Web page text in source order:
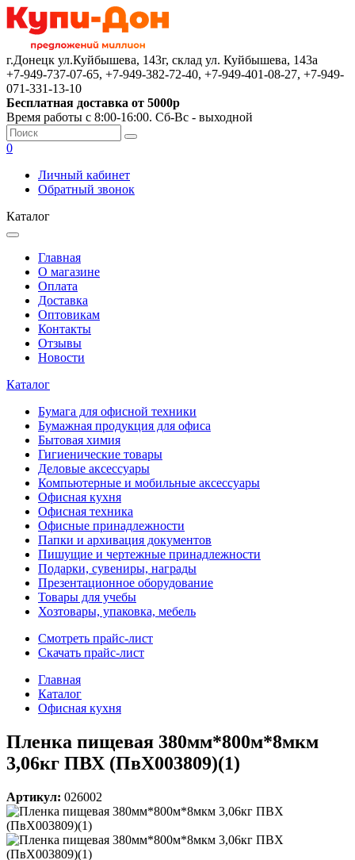
г.Донецк ул.Куйбышева, 143г, склад ул. Куйбышева, 143а
+7-949-737-07-65, +7-949-382-72-40, +7-949-401-08-27, +7-949-
071-331-13-10
Бесплатная доставка от 5000р
Время работы с 8:00-16:00. Сб-Вс - выходной
0
Личный кабинет
Обратный звонок
Каталог
Главная
О магазине
Оплата
Доставка
Оптовикам
Контакты
Отзывы
Новости
Каталог
Бумага для офисной техники
Бумажная продукция для офиса
Бытовая химия
Гигиенические товары
Деловые аксессуары
Компьютерные и мобильные аксессуары
Офисная кухня
Офисная техника
Офисные принадлежности
Папки и архивация документов
Пишущие и чертежные принадлежности
Подарки, сувениры, награды
Презентационное оборудование
Товары для учебы
Хозтовары, упаковка, мебель
Смотреть прайс-лист
Скачать прайс-лист
Главная
Каталог
Офисная кухня
Пленка пищевая 380мм*800м*8мкм
3,06кг ПВХ (ПвХ003809)(1)
Артикул: 026002